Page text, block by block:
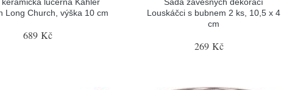
Long Church, výška 10 cm
689 Kč
Louskáčci s bubnem 2 ks, 10,5 x 4
cm
269 Kč